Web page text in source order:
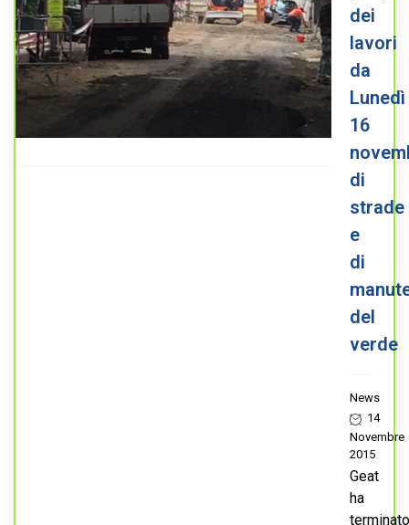
dei
lavori
da
Lunedì
16
di
strade
e
di
del
verde
News
14
Novembre
2015
Geat
ha
terminato